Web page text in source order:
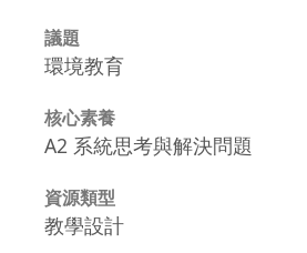
議題
環境教育
核心素養
A2 系統思考與解決問題
資源類型
教學設計